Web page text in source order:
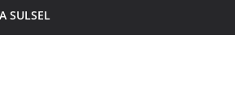
SULSEL